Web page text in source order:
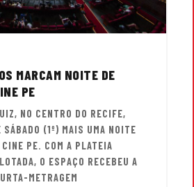
MARCAM NOITE DE
PE
NO CENTRO DO RECIFE,
SÁBADO (1º) MAIS UMA NOITE
PE. COM A PLATEIA
O ESPAÇO RECEBEU A
METRAGEM